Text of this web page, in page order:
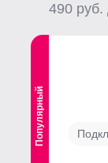
490 руб.
Популярный